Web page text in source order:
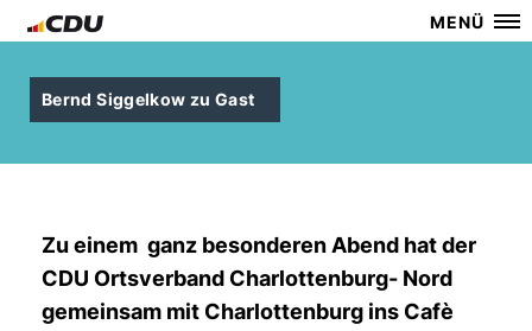
MENÜ
Bernd Siggelkow zu Gast
Zu einem ganz besonderen Abend hat der
CDU Ortsverband Charlottenburg- Nord
gemeinsam mit Charlottenburg ins Cafè